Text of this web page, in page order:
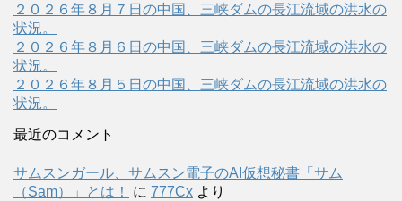
２０２６年８月７日の中国、三峡ダムの長江流域の洪水の
状況。
２０２６年８月６日の中国、三峡ダムの長江流域の洪水の
状況。
２０２６年８月５日の中国、三峡ダムの長江流域の洪水の
状況。
最近のコメント
サムスンガール、サムスン電子のAI仮想秘書「サム
（Sam）」とは！
に 777Cx より